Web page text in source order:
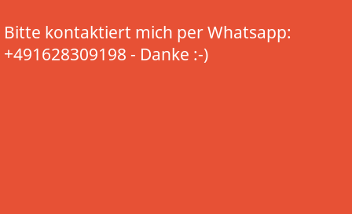
Bitte kontaktiert mich per Whatsapp:
+491628309198 - Danke :-)